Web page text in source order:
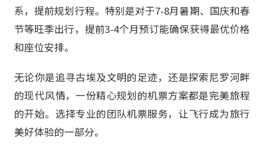
系，提前规划行程。特别是对于7-8月暑期、国庆和春
节等旺季出行，提前3-4个月预订能确保获得最优价格
和座位安排。
无论你是追寻古埃及文明的足迹，还是探索尼罗河畔
的现代风情，一份精心规划的机票方案都是完美旅程
的开始。选择专业的团队机票服务，让飞行成为旅行
美好体验的一部分。